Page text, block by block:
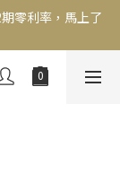
零利率，馬上了
零利率，馬上了
打包
零利率，馬上了